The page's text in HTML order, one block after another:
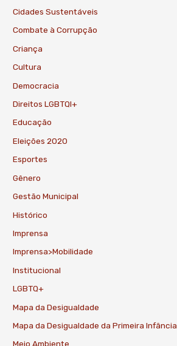
Cidades Sustentáveis
Combate à Corrupção
Criança
Cultura
Democracia
Direitos LGBTQI+
Educação
Eleições 2020
Esportes
Gênero
Gestão Municipal
Histórico
Imprensa
Imprensa>Mobilidade
Institucional
LGBTQ+
Mapa da Desigualdade
Mapa da Desigualdade da Primeira Infância
Meio Ambiente